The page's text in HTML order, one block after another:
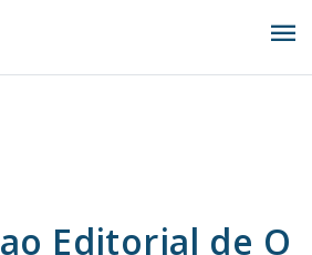
menu
Editorial de O